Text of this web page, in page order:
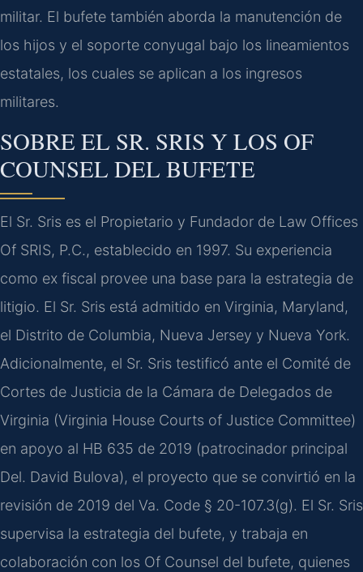
militar. El bufete también aborda la manutención de
los hijos y el soporte conyugal bajo los lineamientos
estatales, los cuales se aplican a los ingresos
militares.
SOBRE EL SR. SRIS Y LOS OF
COUNSEL DEL BUFETE
El Sr. Sris es el Propietario y Fundador de Law Offices
Of SRIS, P.C., establecido en 1997. Su experiencia
como ex fiscal provee una base para la estrategia de
litigio. El Sr. Sris está admitido en Virginia, Maryland,
el Distrito de Columbia, Nueva Jersey y Nueva York.
Adicionalmente, el Sr. Sris testificó ante el Comité de
Cortes de Justicia de la Cámara de Delegados de
Virginia (Virginia House Courts of Justice Committee)
en apoyo al HB 635 de 2019 (patrocinador principal
Del. David Bulova), el proyecto que se convirtió en la
revisión de 2019 del Va. Code § 20-107.3(g). El Sr. Sris
supervisa la estrategia del bufete, y trabaja en
colaboración con los Of Counsel del bufete, quienes